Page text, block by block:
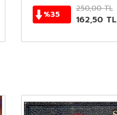
%35
250,00TL
162,50 TL